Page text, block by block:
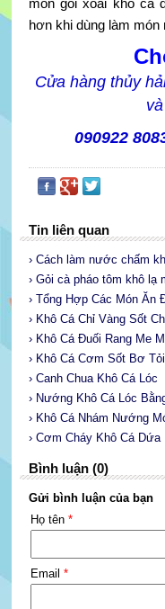
món gỏi xoài khô cá
hơn khi dùng làm món
Cửa hàng thủy
090922
Tin liên quan
› Cách làm nước chấm
› Gỏi cà pháo tôm khô lạ
› Tổng Hợp Các Món Ăn
› Khô Cá Chỉ Vàng Sốt
› Khô Cá Đuối Rang Me
› Khô Cá Cơm Sốt Bơ Tỏi
› Canh Chua Khô Cá Lóc
› Nướng Khô Cá Lóc
› Khô Cá Nhám Nướng
› Cơm Cháy Khô Cá Dứa
Bình luận (0)
Gửi bình luận của bạn
Họ tên *
Email *